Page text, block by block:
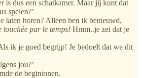
is dus een schatkamer. Maar jij kunt dat
spelen?’
laten horen? Alleen ben ik benieuwd,
touchée par le temps! Hmm..je zei dat je
ik je goed begrijp! Je bedoelt dat we dit
jou?’
de begintonen.